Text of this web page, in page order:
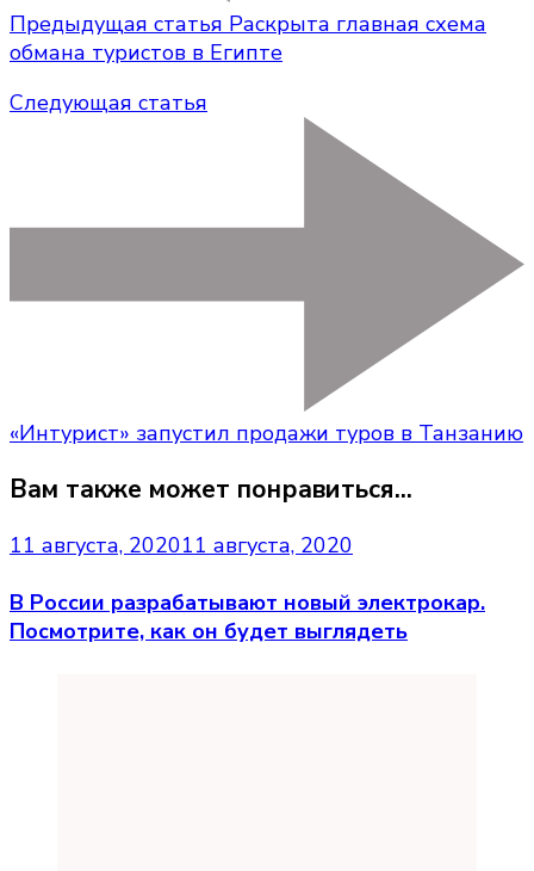
Предыдущая статья Раскрыта главная схема
обмана туристов в Египте
Следующая статья
«Интурист» запустил продажи туров в Танзанию
Вам также может понравиться...
11 августа, 202011 августа, 2020
В России разрабатывают новый электрокар.
Посмотрите, как он будет выглядеть